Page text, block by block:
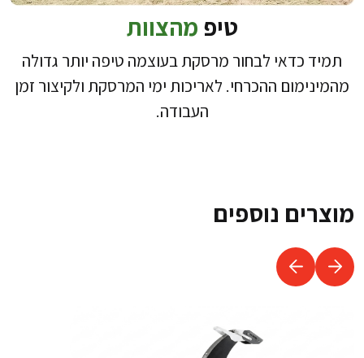
טיפ מהצוות
תמיד כדאי לבחור מרסקת בעוצמה טיפה יותר גדולה
מהמינימום ההכרחי. לאריכות ימי המרסקת ולקיצור זמן
העבודה.
מוצרים נוספים